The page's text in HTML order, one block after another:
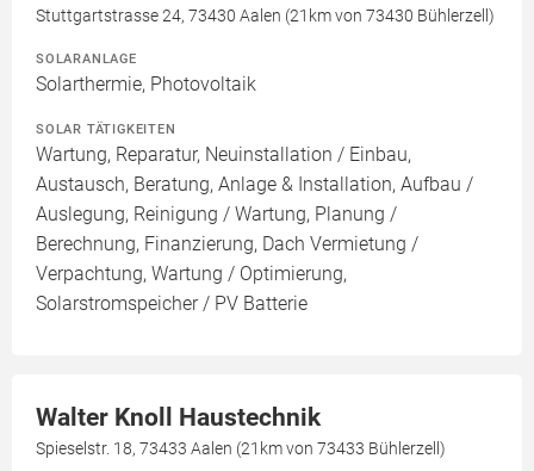
Stuttgartstrasse 24, 73430 Aalen (21km von 73430 Bühlerzell)
SOLARANLAGE
Solarthermie, Photovoltaik
SOLAR TÄTIGKEITEN
Wartung, Reparatur, Neuinstallation / Einbau,
Austausch, Beratung, Anlage & Installation, Aufbau /
Auslegung, Reinigung / Wartung, Planung /
Berechnung, Finanzierung, Dach Vermietung /
Verpachtung, Wartung / Optimierung,
Solarstromspeicher / PV Batterie
Walter Knoll Haustechnik
Spieselstr. 18, 73433 Aalen (21km von 73433 Bühlerzell)